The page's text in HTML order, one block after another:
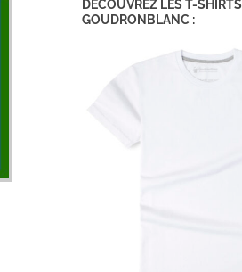
DÉCOUVREZ LES T-SHIRTS
GOUDRONBLANC :